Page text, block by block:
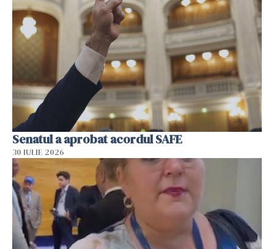
Senatul a aprobat acordul SAFE
30 IULIE 2026